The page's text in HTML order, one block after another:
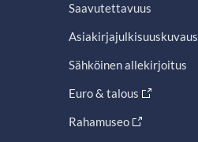
Saavutettavuus
Asiakirjajulkisuuskuvaus
Sähköinen allekirjoitus
Euro & talous
Rahamuseo